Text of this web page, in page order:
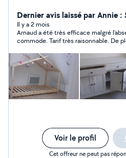
transport Manutention ( tous genres) Livraison (petit
colis, courrier,)
Dernier avis laissé par Annie :
Il y a 2 mois
Arnaud a été très efficace malgré
commode. Tarif très raisonnable. De
d'autres services
Voir le profil
Cet offreur ne peut pas